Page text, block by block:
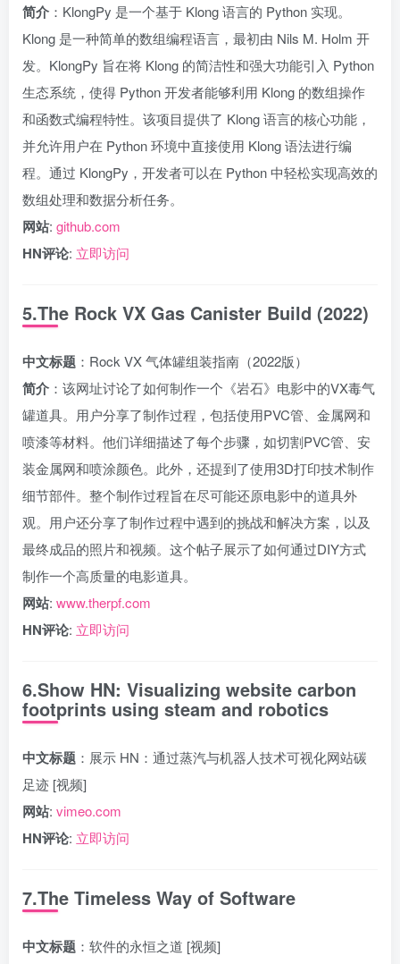
简介 ：KlongPy 是一个基于 Klong 语言的 Python 实现。
Klong 是一种简单的数组编程语言，最初由 Nils M. Holm 开
发。KlongPy 旨在将 Klong 的简洁性和强大功能引入 Python
生态系统，使得 Python 开发者能够利用 Klong 的数组操作
和函数式编程特性。该项目提供了 Klong 语言的核心功能，
并允许用户在 Python 环境中直接使用 Klong 语法进行编
程。通过 KlongPy，开发者可以在 Python 中轻松实现高效的
数组处理和数据分析任务。
网站: github.com
HN评论: 立即访问
5.The Rock VX Gas Canister Build (2022)
中文标题 ：Rock VX 气体罐组装指南（2022版）
简介 ：该网址讨论了如何制作一个《岩石》电影中的VX毒气
罐道具。用户分享了制作过程，包括使用PVC管、金属网和
喷漆等材料。他们详细描述了每个步骤，如切割PVC管、安
装金属网和喷涂颜色。此外，还提到了使用3D打印技术制作
细节部件。整个制作过程旨在尽可能还原电影中的道具外
观。用户还分享了制作过程中遇到的挑战和解决方案，以及
最终成品的照片和视频。这个帖子展示了如何通过DIY方式
制作一个高质量的电影道具。
网站: www.therpf.com
HN评论: 立即访问
6.Show HN: Visualizing website carbon
footprints using steam and robotics
中文标题 ：展示 HN：通过蒸汽与机器人技术可视化网站碳
足迹 [视频]
网站: vimeo.com
HN评论: 立即访问
7.The Timeless Way of Software
中文标题 ：软件的永恒之道 [视频]